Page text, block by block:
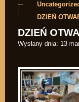
DZIEŃ
DZIEŃ
Wysłany dnia: 13